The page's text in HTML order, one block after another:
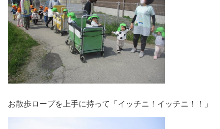
お散歩ロープを上手に持って「イッチニ！イッチニ！！」